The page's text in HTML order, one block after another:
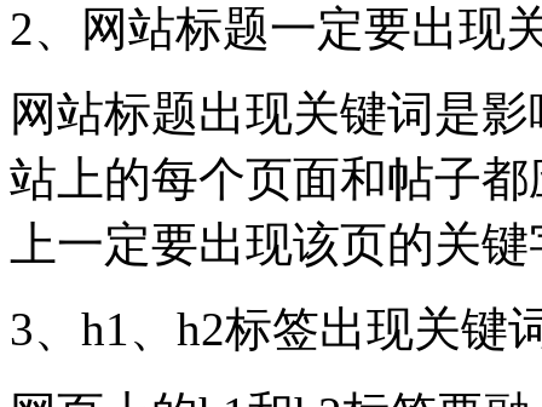
2、网站标题一定要出现
网站标题出现关键词是
站上的每个页面和帖子
上一定要出现该页的关
3、h1、h2标签出现关键